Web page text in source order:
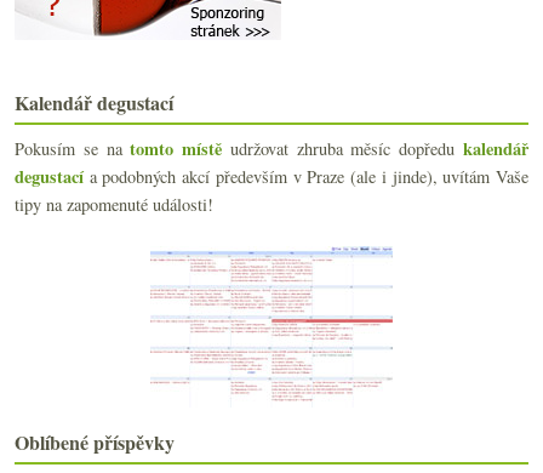
Smutně z Burgundska, nové značení crémantu a nejle...
Nejen Sémillon z Hunter Valley
Návštěva u Tissota a perfektní vína z Jury
Webové novinky, Vinobus, jen tak…
Projekt MÁD
Vulkanická Garganega a biodynamické Burgundsko
Redukce odrůd a oblastí na gumídky
Veltlíny naslepo a Sauvignony od Loiry
Vážné i veselé novinky ze světa vína
Autochtonní mix, Vinho Verde a čerstvé Chiaretto
Obchod Weinort & ryzlink a pinot
17 litrů denně, láhev s WiFi, Čína, oteplování…
► března(21)
►února(21)
Kalendář degustací
Pokusím se natomto místě udržovat zhruba měsíc dopředukalendář
degustacía podobných akcí především v Praze (ale i jinde), uvítám Vaše
tipy na zapomenuté události!
Oblíbené příspěvky